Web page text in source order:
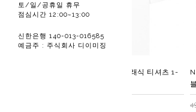
토/일/공휴일 휴무
점심시간 12:00~13:00
신한은행 140-013-016585
예금주 : 주식회사 디이미징
N 울트라 립 사이드 립 클래식 티셔츠 1-